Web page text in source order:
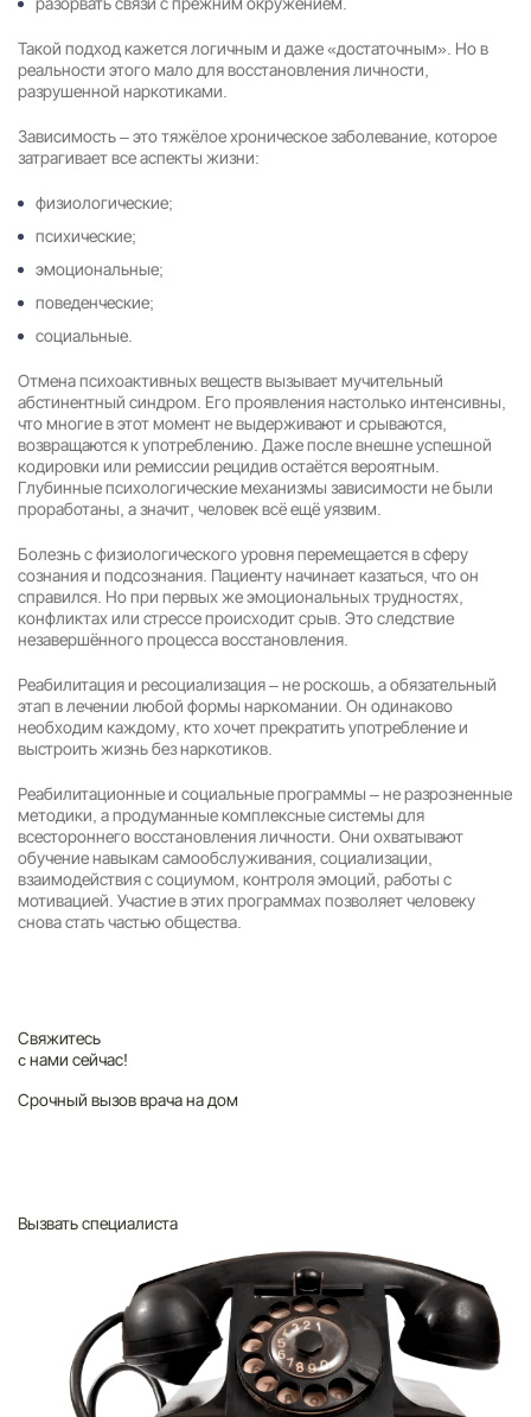
Такой подход кажется логичным и даже «достаточным». Но в
реальности этого мало для восстановления личности,
разрушенной наркотиками.
Зависимость – это тяжёлое хроническое заболевание, которое
затрагивает все аспекты жизни:
физиологические;
психические;
эмоциональные;
поведенческие;
социальные.
Отмена психоактивных веществ вызывает мучительный
абстинентный синдром. Его проявления настолько интенсивны,
что многие в этот момент не выдерживают и срываются,
возвращаются к употреблению. Даже после внешне успешной
кодировки или ремиссии рецидив остаётся вероятным.
Глубинные психологические механизмы зависимости не были
проработаны, а значит, человек всё ещё уязвим.
Болезнь с физиологического уровня перемещается в сферу
сознания и подсознания. Пациенту начинает казаться, что он
справился. Но при первых же эмоциональных трудностях,
конфликтах или стрессе происходит срыв. Это следствие
незавершённого процесса восстановления.
Реабилитация и ресоциализация – не роскошь, а обязательный
этап в лечении любой формы наркомании. Он одинаково
необходим каждому, кто хочет прекратить употребление и
выстроить жизнь без наркотиков.
Реабилитационные и социальные программы – не разрозненные
методики, а продуманные комплексные системы для
всестороннего восстановления личности. Они охватывают
обучение навыкам самообслуживания, социализации,
взаимодействия с социумом, контроля эмоций, работы с
мотивацией. Участие в этих программах позволяет человеку
снова стать частью общества.
Свяжитесь
c нами сейчас!
Срочный вызов врача на дом
Вызвать специалиста